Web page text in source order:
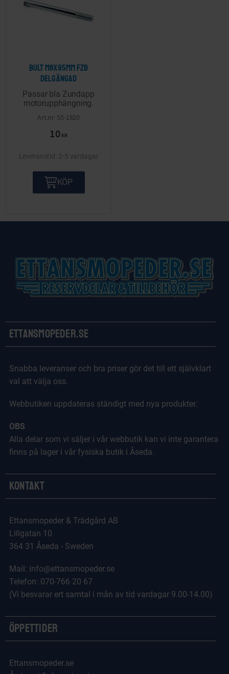
Bult M8x95mm FZB
delgängad
Passar bla Zundapp
motorupphängning.
55-1820
10 KR
2-5 vardagar
KÖP
Ettansmopeder.se
Snabba leveranser och bra priser gör det till ett självklart
val att välja oss.
Webbutiken uppdateras ständigt med nya produkter.
OBS
Alla delar som vi säljer i vår webbutik kan vi inte garantera
finns på lager i vår fysiska butik i Åseda.
Kontakt
Ettansmopeder & Trädgård AB
Lillgatan 10
364 31 Åseda - Sweden
Mail: info@ettansmopeder.se
Telefon: 070-766 20 67
(Vi besvarar ert samtal i mån av tid vardagar 9.00-14.00)
Öppettider
Ettansmopeder.se